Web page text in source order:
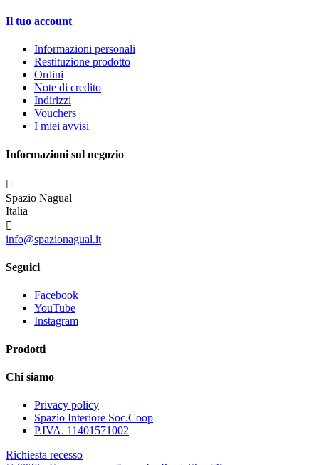
Il tuo account
Informazioni personali
Restituzione prodotto
Ordini
Note di credito
Indirizzi
Vouchers
I miei avvisi
Informazioni sul negozio

Spazio Nagual
Italia

info@spazionagual.it
Seguici
Facebook
YouTube
Instagram
Prodotti
Chi siamo
Privacy policy
Spazio Interiore Soc.Coop
P.IVA. 11401571002
Richiesta recesso